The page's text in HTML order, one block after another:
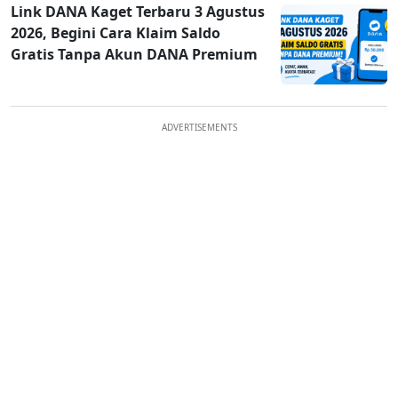
Link DANA Kaget Terbaru 3 Agustus
2026, Begini Cara Klaim Saldo
Gratis Tanpa Akun DANA Premium
ADVERTISEMENTS